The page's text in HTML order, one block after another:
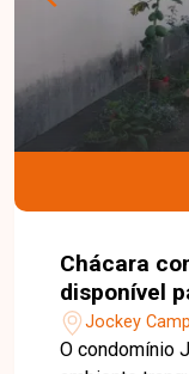
Chácara
disponível
Jockey
Jockey
O condomínio